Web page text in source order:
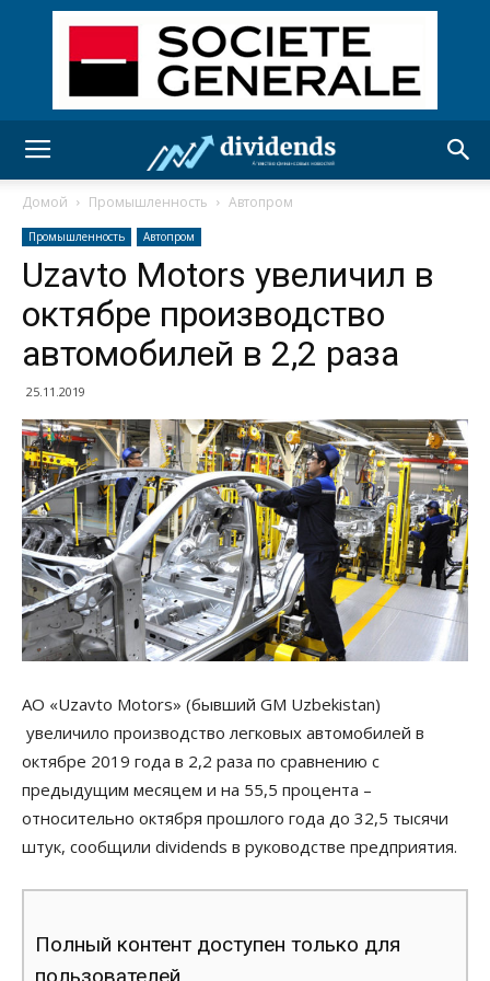
Домой Промышленность Автопром
Промышленность Автопром
Uzavto Motors увеличил в
октябре производство
автомобилей в 2,2 раза
25.11.2019
АО «Uzavto Motors» (бывший GM Uzbekistan)
увеличило производство легковых автомобилей в
октябре 2019 года в 2,2 раза по сравнению с
предыдущим месяцем и на 55,5 процента –
относительно октября прошлого года до 32,5 тысячи
штук, сообщили dividends в руководстве предприятия.
Полный контент доступен только для